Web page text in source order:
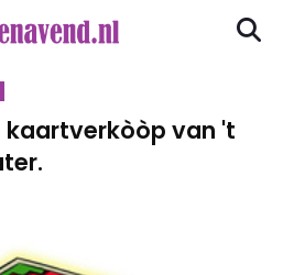
kaartverkòòp van 't